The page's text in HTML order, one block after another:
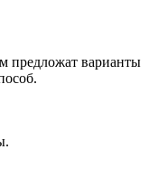
предложат варианты